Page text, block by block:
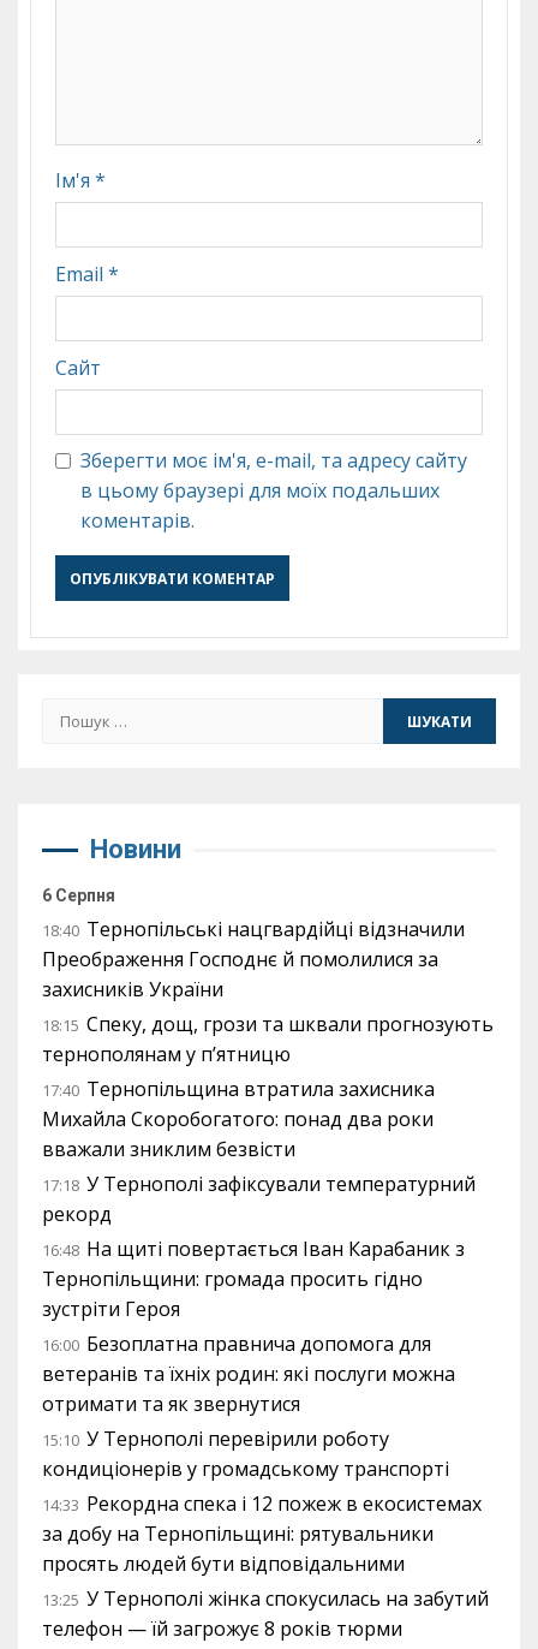
Ім'я *
Email *
Сайт
Зберегти моє ім'я, e-mail, та адресу сайту
в цьому браузері для моїх подальших
коментарів.
Пошук:
Новини
6 Серпня
18:40 Тернопільські нацгвардійці відзначили
Преображення Господнє й помолилися за
захисників України
18:15 Спеку, дощ, грози та шквали прогнозують
тернополянам у п’ятницю
17:40 Тернопільщина втратила захисника
Михайла Скоробогатого: понад два роки
вважали зниклим безвісти
17:18 У Тернополі зафіксували температурний
рекорд
16:48 На щиті повертається Іван Карабаник з
Тернопільщини: громада просить гідно
зустріти Героя
16:00 Безоплатна правнича допомога для
ветеранів та їхніх родин: які послуги можна
отримати та як звернутися
15:10 У Тернополі перевірили роботу
кондиціонерів у громадському транспорті
14:33 Рекордна спека і 12 пожеж в екосистемах
за добу на Тернопільщині: рятувальники
просять людей бути відповідальними
13:25 У Тернополі жінка спокусилась на забутий
телефон — їй загрожує 8 років тюрми